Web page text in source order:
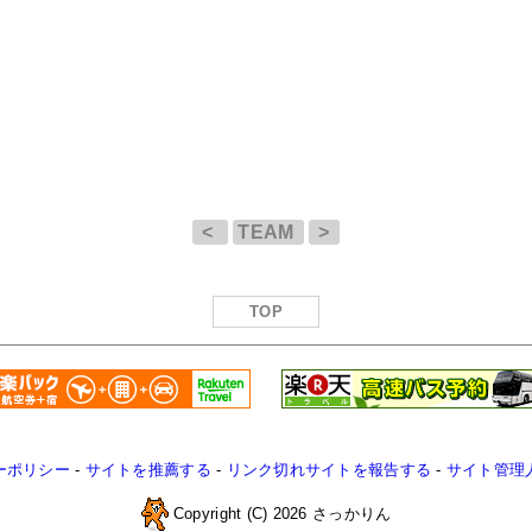
< TEAM >
TOP
ポリシー - サイトを推薦する - リンク切れサイトを報告する - サイト管理
Copyright (C) 2026 さっかりん